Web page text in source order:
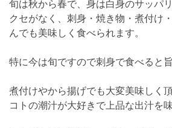
旬は秋から春で、身は白身のサッパ
クセがなく、刺身・焼き物・煮付け
んでも美味しく食べられます。
特に今は旬ですので刺身で食べると
煮付けやから揚げでも大変美味しく
コトの潮汁が大好きで上品な出汁を